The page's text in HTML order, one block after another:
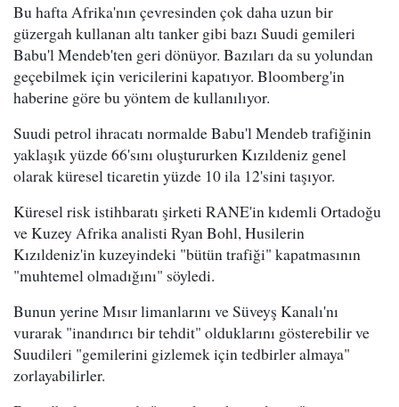
Bu hafta Afrika'nın çevresinden çok daha uzun bir
güzergah kullanan altı tanker gibi bazı Suudi gemileri
Babu'l Mendeb'ten geri dönüyor. Bazıları da su yolundan
geçebilmek için vericilerini kapatıyor. Bloomberg'in
haberine göre bu yöntem de kullanılıyor.
Suudi petrol ihracatı normalde Babu'l Mendeb trafiğinin
yaklaşık yüzde 66'sını oluştururken Kızıldeniz genel
olarak küresel ticaretin yüzde 10 ila 12'sini taşıyor.
Küresel risk istihbaratı şirketi RANE'in kıdemli Ortadoğu
ve Kuzey Afrika analisti Ryan Bohl, Husilerin
Kızıldeniz'in kuzeyindeki "bütün trafiği" kapatmasının
"muhtemel olmadığını" söyledi.
Bunun yerine Mısır limanlarını ve Süveyş Kanalı'nı
vurarak "inandırıcı bir tehdit" olduklarını gösterebilir ve
Suudileri "gemilerini gizlemek için tedbirler almaya"
zorlayabilirler.